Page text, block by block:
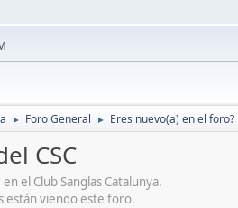
► Foro General ► Eres nuevo(a) en el
CSC
el Club Sanglas Catalunya.
están viendo este foro.